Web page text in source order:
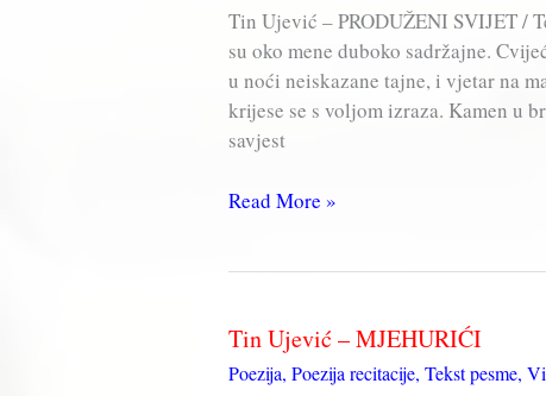
Tin Ujević – PRODUŽENI SVIJET /
su oko mene duboko sadržajne.
u noći neiskazane tajne, i vjetar na
krijese se s voljom izraza. Kamen u
savjest
Tin
Read More »
Tin Ujević – MJEHURIĆI
Poezija, Poezija recitacije, Tekst pesme,